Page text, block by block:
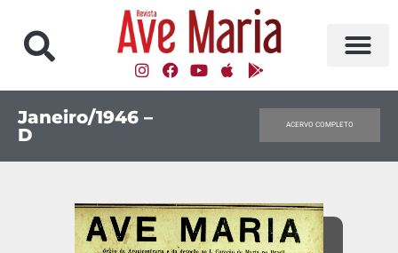
Janeiro/1946 –
D
ACERVO COMPLETO